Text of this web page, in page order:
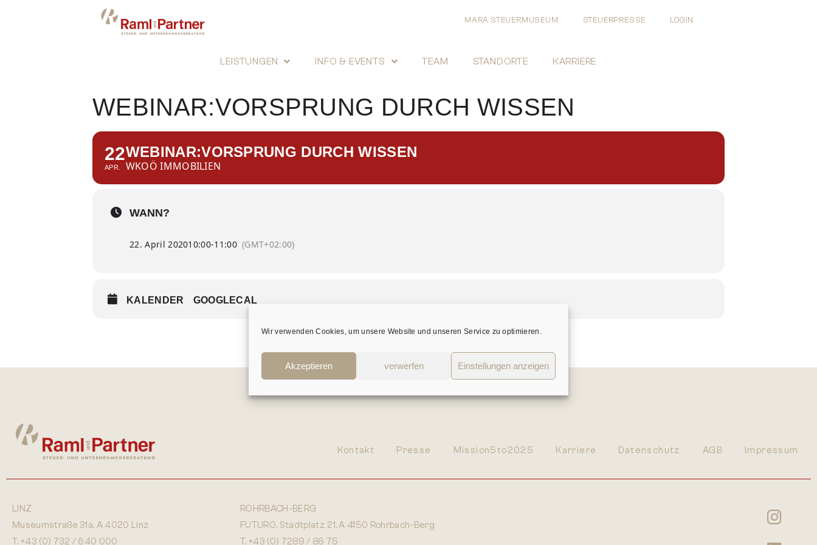
Wir verwenden Cookies, um unsere Website und unseren Service zu optimieren.
Akzeptieren verwerfen Einstellungen anzeigen
MARA STEUERMUSEUM STEUERPRESSE LOGIN
LEISTUNGEN INFO & EVENTS TEAM STANDORTE KARRIERE
WEBINAR:VORSPRUNG DURCH WISSEN
22
APR.
WEBINAR:VORSPRUNG DURCH WISSEN
WKOÖ IMMOBILIEN
WANN?
22. April 202010:00-11:00 (GMT+02:00)
KALENDER GOOGLECAL
Kontakt Presse Mission5to2025 Karriere Datenschutz AGB Impressum
LINZ
Museumstraße 31a, A 4020 Linz
T. +43 (0) 732 / 640 000
ROHRBACH-BERG
FUTURO, Stadtplatz 21, A 4150 Rohrbach-Berg
T.+43 (0) 7289 / 86 75